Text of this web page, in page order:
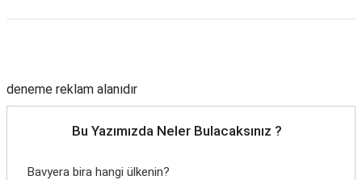
deneme reklam alanıdır
Bu Yazımızda Neler Bulacaksınız ?
Bavyera bira hangi ülkenin?